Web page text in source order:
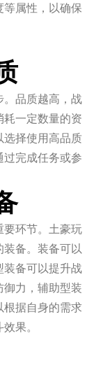
属性，以确保
。品质越高，战
一定数量的资
选择使用高品质
完成任务或参
要环节。土豪玩
备。装备可以
装备可以提升战
力，辅助型装
根据自身的需求
果。